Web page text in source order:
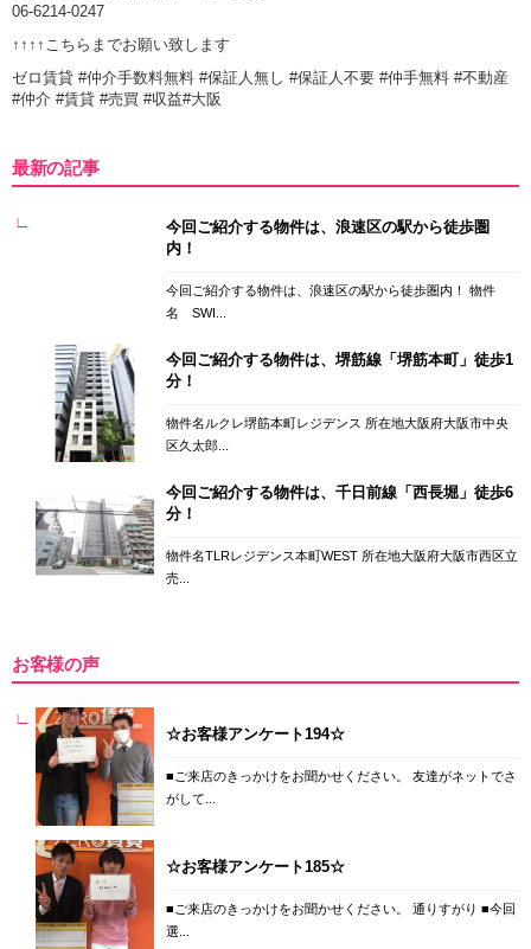
06-6214-0247
↑↑↑↑こちらまでお願い致します
ゼロ賃貸 #仲介手数料無料 #保証人無し #保証人不要 #仲手無料 #不動産
#仲介 #賃貸 #売買 #収益#大阪
最新の記事
今回ご紹介する物件は、浪速区の駅から徒歩圏
内！
今回ご紹介する物件は、浪速区の駅から徒歩圏内！ 物件
名 SWI...
今回ご紹介する物件は、堺筋線「堺筋本町」徒歩1
分！
物件名ルクレ堺筋本町レジデンス 所在地大阪府大阪市中央
区久太郎...
今回ご紹介する物件は、千日前線「西長堀」徒歩6
分！
物件名TLRレジデンス本町WEST 所在地大阪府大阪市西区立
売...
お客様の声
☆お客様アンケート194☆
■ご来店のきっかけをお聞かせください。 友達がネットでさ
がして...
☆お客様アンケート185☆
■ご来店のきっかけをお聞かせください。 通りすがり ■今回
選...